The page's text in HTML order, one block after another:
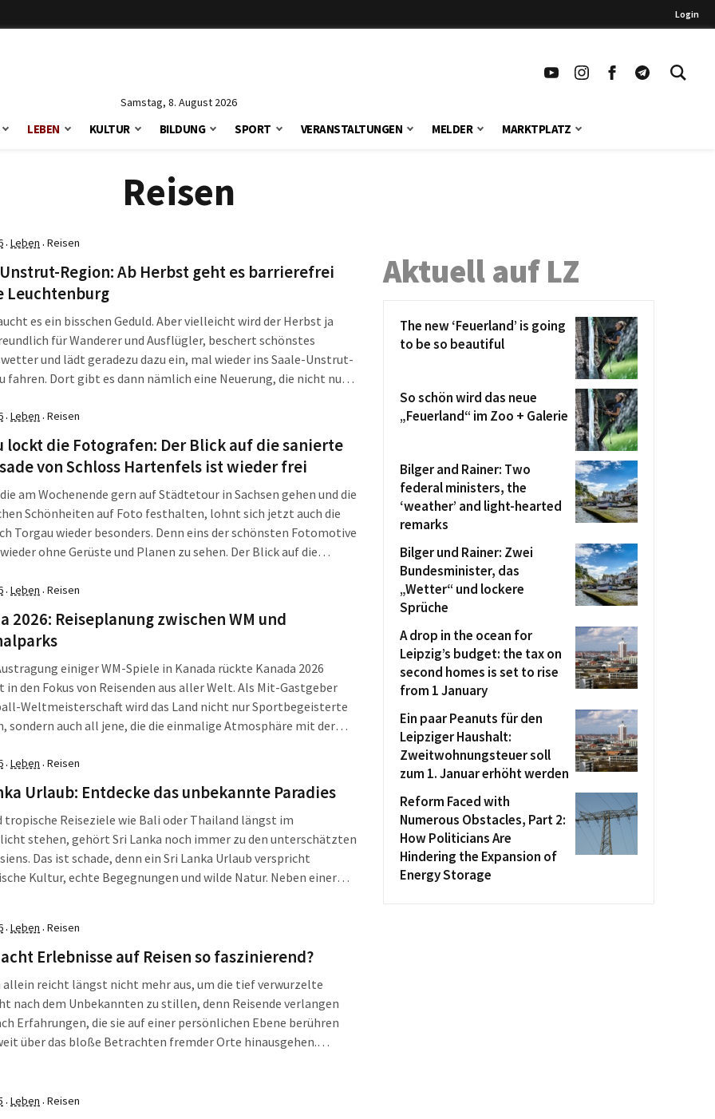
Login
Samstag, 8. August 2026
LEBEN KULTUR BILDUNG SPORT VERANSTALTUNGEN MELDER MARKTPLATZ
Reisen
· Leben · Reisen
Region: Ab Herbst geht es barrierefrei
Leuchtenburg
es ein bisschen Geduld. Aber vielleicht wird der Herbst ja
für Wanderer und Ausflügler, beschert schönstes
und lädt geradezu dazu ein, mal wieder ins Saale-Unstrut-
fahren. Dort gibt es dann nämlich eine Neuerung, die nicht nur
Deutschland seine erste […]
· Leben · Reisen
lockt die Fotografen: Der Blick auf die sanierte
von Schloss Hartenfels ist wieder frei
am Wochenende gern auf Städtetour in Sachsen gehen und die
Schönheiten auf Foto festhalten, lohnt sich jetzt auch die
Torgau wieder besonders. Denn eins der schönsten Fotomotive
ohne Gerüste und Planen zu sehen. Der Blick auf die
· Leben · Reisen
2026: Reiseplanung zwischen WM und
einiger WM-Spiele in Kanada rückte Kanada 2026
den Fokus von Reisenden aus aller Welt. Als Mit-Gastgeber
Weltmeisterschaft wird das Land nicht nur Sportbegeisterte
sondern auch all jene, die die einmalige Atmosphäre mit der
Metropolen Toronto und Vancouver bis zur […]
· Leben · Reisen
Urlaub: Entdecke das unbekannte Paradies
tropische Reiseziele wie Bali oder Thailand längst im
stehen, gehört Sri Lanka noch immer zu den unterschätzten
Das ist schade, denn ein Sri Lanka Urlaub verspricht
Kultur, echte Begegnungen und wilde Natur. Neben einer
· Leben · Reisen
Erlebnisse auf Reisen so faszinierend?
allein reicht längst nicht mehr aus, um die tief verwurzelte
nach dem Unbekannten zu stillen, denn Reisende verlangen
Erfahrungen, die sie auf einer persönlichen Ebene berühren
über das bloße Betrachten fremder Orte hinausgehen.
· Leben · Reisen
Aktuell auf LZ
The new ‘Feuerland’ is going
to be so beautiful
So schön wird das neue
„Feuerland“ im Zoo + Galerie
Bilger and Rainer: Two
federal ministers, the
‘weather’ and light-hearted
remarks
Bilger und Rainer: Zwei
Bundesminister, das
„Wetter“ und lockere
Sprüche
A drop in the ocean for
Leipzig’s budget: the tax on
second homes is set to rise
from 1 January
Ein paar Peanuts für den
Leipziger Haushalt:
Zweitwohnungsteuer soll
zum 1. Januar erhöht werden
Reform Faced with
Numerous Obstacles, Part 2:
How Politicians Are
Hindering the Expansion of
Energy Storage